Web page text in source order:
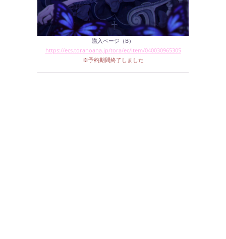
購入ページ（B）
https://ecs.toranoana.jp/tora/ec/item/040030965305
※予約期間終了しました